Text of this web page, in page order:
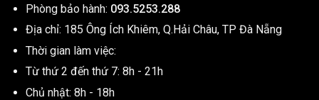
Phòng bảo hành: 093.5253.288
Địa chỉ: 185 Ông Ích Khiêm, Q.Hải Châu, TP Đà Nẵng
Thời gian làm việc:
Từ thứ 2 đến thứ 7: 8h - 21h
Chủ nhật: 8h - 18h